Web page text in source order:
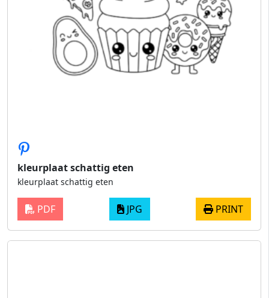
kleurplaat schattig eten
kleurplaat schattig eten
PDF JPG PRINT